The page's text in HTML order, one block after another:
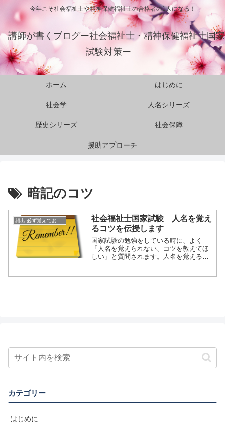
今年こそ社会福祉士や精神保健福祉士の合格者の1人になる！
講師が書くブログー社会福祉士・精神保健福祉士国家
試験対策ー
ホーム はじめに
社会学 人名シリーズ
歴史シリーズ 社会保障
援助アプローチ
暗記のコツ
社会福祉士国家試験 人名を覚え
るコツを伝授します
国家試験の勉強をしている時に、よく
「人名を覚えられない、コツを教えてほ
しい」と質問されます。人名を覚えるコ
カテゴリー
はじめに